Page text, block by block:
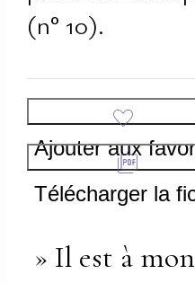
(n° 10).
Ajouter aux
Télécharger la
» Il est à